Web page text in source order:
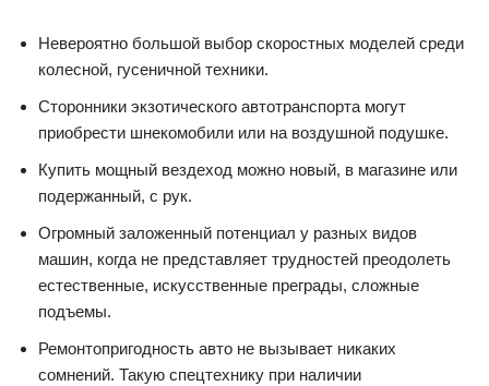
Невероятно большой выбор скоростных моделей среди
колесной, гусеничной техники.
Сторонники экзотического автотранспорта могут
приобрести шнекомобили или на воздушной подушке.
Купить мощный вездеход можно новый, в магазине или
подержанный, с рук.
Огромный заложенный потенциал у разных видов
машин, когда не представляет трудностей преодолеть
естественные, искусственные преграды, сложные
подъемы.
Ремонтопригодность авто не вызывает никаких
сомнений. Такую спецтехнику при наличии